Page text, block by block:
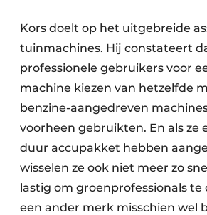
Kors doelt op het uitgebreide
tuinmachines. Hij constateert
professionele gebruikers voor
machine kiezen van hetzelfde
benzine-aangedreven
voorheen gebruikten. En als ze
duur accupakket hebben
wisselen ze ook niet meer zo
lastig om groenprofessionals
een ander merk misschien wel